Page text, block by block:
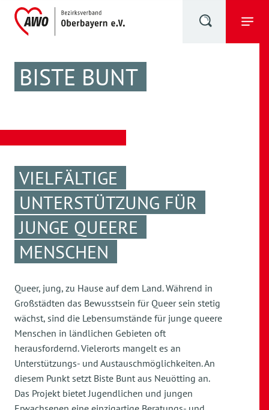
BISTE BUNT
VIELFÄLTIGE
UNTERSTÜTZUNG FÜR
JUNGE QUEERE
MENSCHEN
Queer, jung, zu Hause auf dem Land. Während in
Großstädten das Bewusstsein für Queer sein stetig
wächst, sind die Lebensumstände für junge queere
Menschen in ländlichen Gebieten oft
herausfordernd. Vielerorts mangelt es an
Unterstützungs- und Austauschmöglichkeiten. An
diesem Punkt setzt Biste Bunt aus Neuötting an.
Das Projekt bietet Jugendlichen und jungen